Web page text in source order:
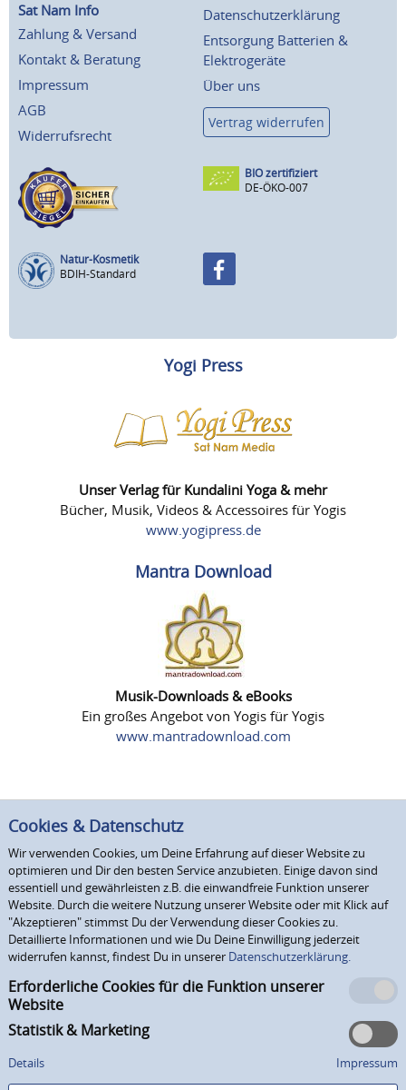
Sat Nam Info
Zahlung & Versand
Kontakt & Beratung
Impressum
AGB
Widerrufsrecht
Datenschutzerklärung
Entsorgung Batterien &
Elektrogeräte
Über uns
Vertrag widerrufen
BIO zertifiziert
DE-ÖKO-007
Natur-Kosmetik
BDIH-Standard
Yogi Press
Unser Verlag für Kundalini Yoga & mehr
Bücher, Musik, Videos & Accessoires für Yogis
www.yogipress.de
Mantra Download
Musik-Downloads & eBooks
Ein großes Angebot von Yogis für Yogis
www.mantradownload.com
Cookies & Datenschutz
Wir verwenden Cookies, um Deine Erfahrung auf dieser Website zu
optimieren und Dir den besten Service anzubieten. Einige davon sind
essentiell und gewährleisten z.B. die einwandfreie Funktion unserer
Website. Durch die weitere Nutzung unserer Website oder mit Klick auf
"Akzeptieren" stimmst Du der Verwendung dieser Cookies zu.
Detaillierte Informationen und wie Du Deine Einwilligung jederzeit
widerrufen kannst, findest Du in unserer Datenschutzerklärung.
Erforderliche Cookies für die Funktion unserer
Website
Statistik & Marketing
Details Impressum